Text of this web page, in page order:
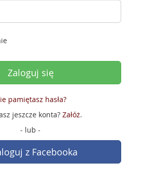
pamiętasz hasła?
jeszcze konta? Załóż.
- lub -
z Facebooka